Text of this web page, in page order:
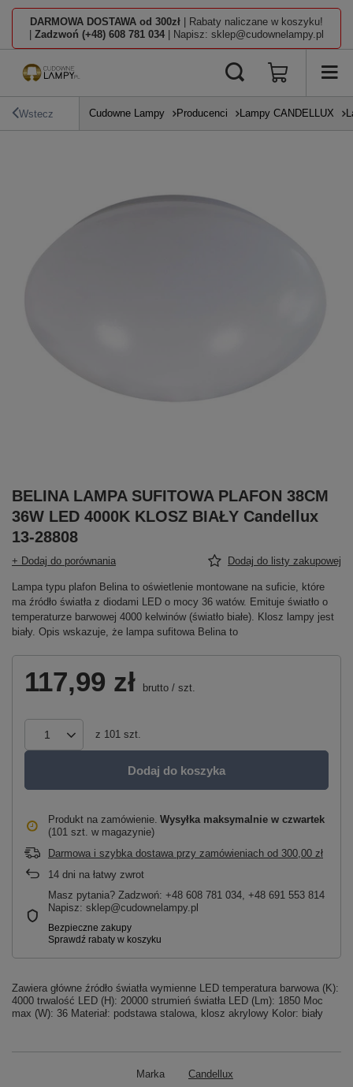
DARMOWA DOSTAWA od 300zł | Rabaty naliczane w koszyku!
Zadzwoń (+48) 608 781 034 | Napisz: sklep@cudownelampy.pl
Wstecz Cudowne Lampy Producenci Lampy CANDELLUX
BELINA LAMPA SUFITOWA PLAFON 38CM
36W LED 4000K KLOSZ BIAŁY Candellux
13-28808
+ Dodaj do porównania Dodaj do listy zakupowej
Lampa typu plafon Belina to oświetlenie montowane na suficie, które
ma źródło światła z diodami LED o mocy 36 watów. Emituje światło o
temperaturze barwowej 4000 kelwinów (światło białe). Klosz lampy jest
biały. Opis wskazuje, że lampa sufitowa Belina to
117,99 zł brutto / szt.
z 101 szt.
Dodaj do koszyka
Produkt na zamówienie Wysyłka maksymalnie w czwartek
(101 szt. w magazynie)
Darmowa i szybka dostawa przy zamówieniach od 300,00 zł
14 dni na łatwy zwrot
Masz pytania? Zadzwoń: +48 608 781 034, +48 691 553 814
Napisz: sklep@cudownelampy.pl
Zawiera główne źródło światła wymienne LED temperatura barwowa (K):
4000 trwalość LED (H): 20000 strumień światła LED (Lm): 1850 Moc
max (W): 36 Materiał: podstawa stalowa, klosz akrylowy Kolor: biały
Marka Candellux